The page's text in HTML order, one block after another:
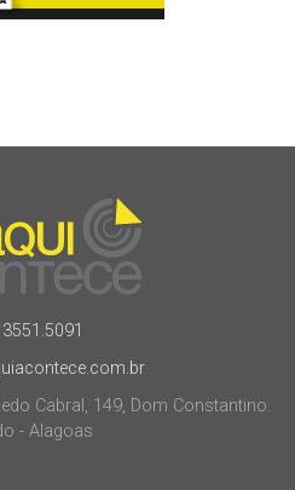
Cabral, 149, Dom Constantino.
- Alagoas